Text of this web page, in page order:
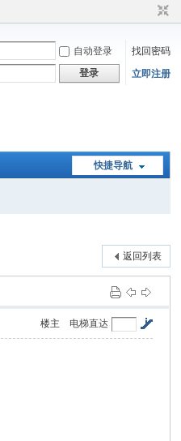
自动登录
找回密码
登录 立即注册
快捷导航
返回列表
电梯直达
楼主